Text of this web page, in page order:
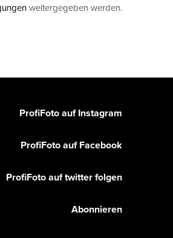
weitergegeben werden.
ProfiFoto auf Instagram
ProfiFoto auf Facebook
ProfiFoto auf twitter folgen
Abonnieren